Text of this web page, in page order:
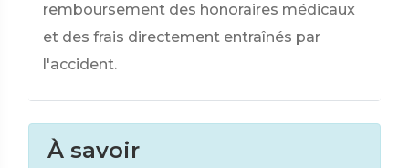
remboursement des honoraires médicaux
et des frais directement entraînés par
l'accident.
À savoir